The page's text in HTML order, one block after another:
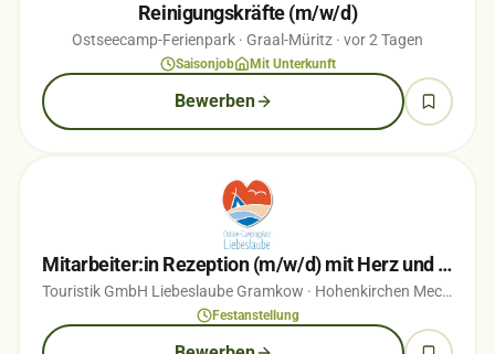
Reinigungskräfte (m/w/d)
Ostseecamp-Ferienpark · Graal-Müritz · vor 2 Tagen
Saisonjob Mit Unterkunft
Bewerben
Mitarbeiter:in Rezeption (m/w/d) mit Herz und Blick für Menschen in Vollzeit
Touristik GmbH Liebeslaube Gramkow · Hohenkirchen Mecklenburg
Festanstellung